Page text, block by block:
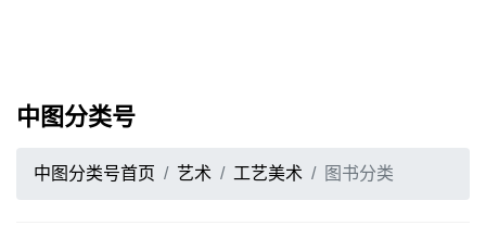
中图分类号
中图分类号首页 艺术 工艺美术 图书分类